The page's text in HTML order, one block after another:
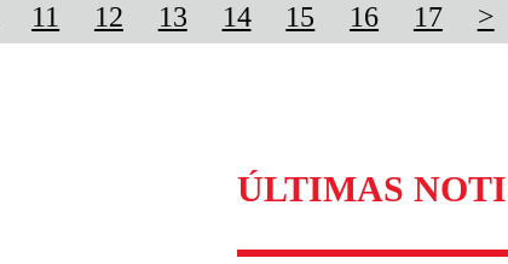
11 12 13 14 15 16 17 >
ÚLTIMAS